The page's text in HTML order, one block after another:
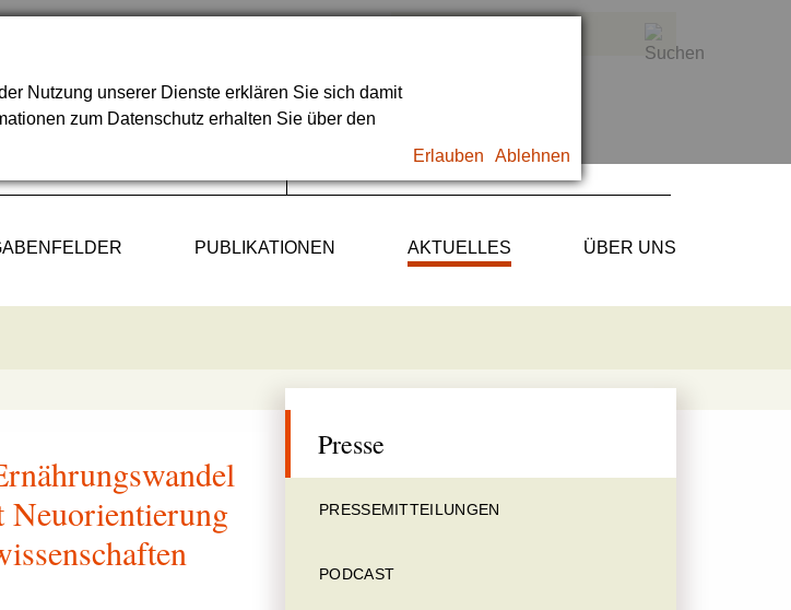
Nutzung unserer Dienste erklären Sie sich damit
zum Datenschutz erhalten Sie über den
Erlauben Ablehnen
PUBLIKATIONEN AKTUELLES ÜBER UNS
Neuorientierung
Presse
PRESSEMITTEILUNGEN
PODCAST